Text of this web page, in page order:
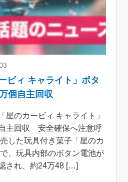
ビィ キャライト」ボタ
個自主回収
星のカービィ キャライト」
主回収 安全確保へ注意呼
した玩具付き菓子「星のカ
、玩具内部のボタン電池が
され、約24万48 […]